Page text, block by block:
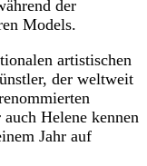
der
Models.
artistischen
der weltweit
Helene kennen
Jahr auf